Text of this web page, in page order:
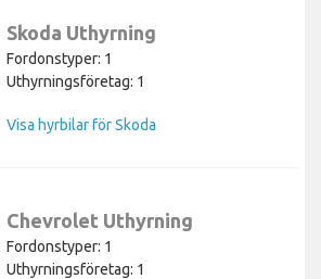
Skoda Uthyrning
Fordonstyper: 1
Uthyrningsföretag: 1
Visa hyrbilar för Skoda
Chevrolet Uthyrning
Fordonstyper: 1
Uthyrningsföretag: 1